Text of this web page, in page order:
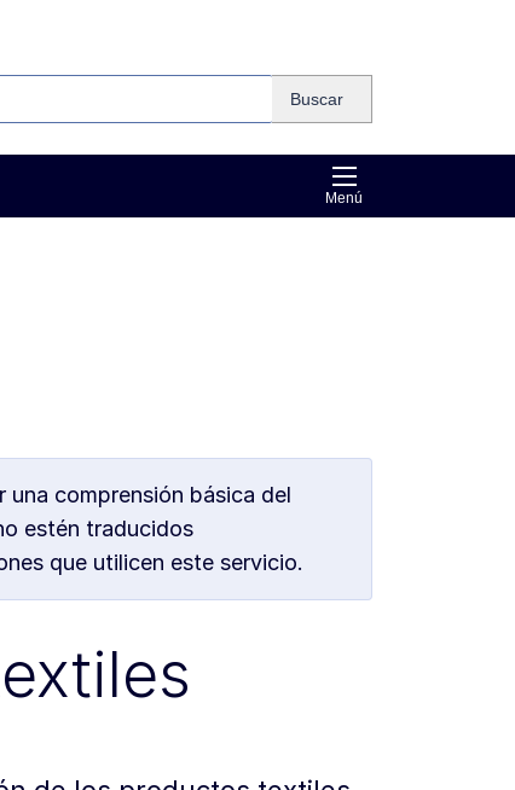
Buscar
Menú
comprensión básica del
estén traducidos
que utilicen este servicio.